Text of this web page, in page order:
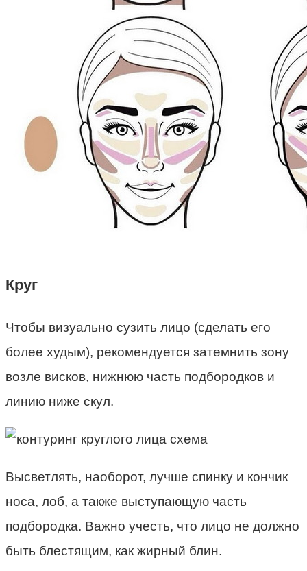
Круг
Чтобы визуально сузить лицо (сделать его
более худым), рекомендуется затемнить зону
возле висков, нижнюю часть подбородков и
линию ниже скул.
Высветлять, наоборот, лучше спинку и кончик
носа, лоб, а также выступающую часть
подбородка. Важно учесть, что лицо не должно
быть блестящим, как жирный блин.